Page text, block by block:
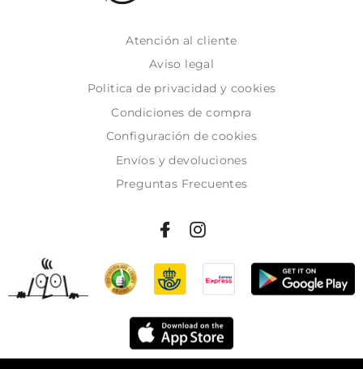
Atención al cliente
Aviso legal
Politica de privacidad y cookies
Condiciones de compra
Configuración de cookies
Envíos y devoluciones
Preguntas Frecuentes